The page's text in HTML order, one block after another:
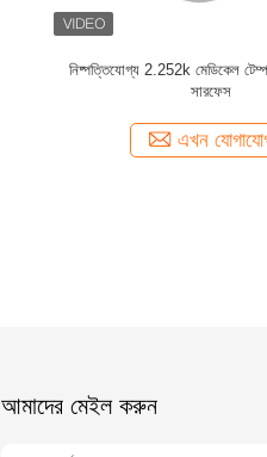
প্রাপ্তবয়স্কদের জন্য 9FR 3.0mm
টেম্পারেচার সেন্সর
এখন
আমাদের মেইল ​​করুন